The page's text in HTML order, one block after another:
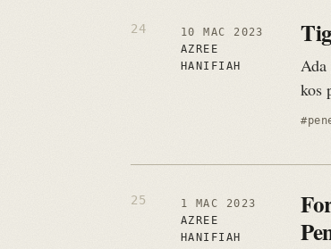
10 MAC 2023
AZREE
HANIFIAH
Ada
kos
1 MAC 2023
AZREE
HANIFIAH